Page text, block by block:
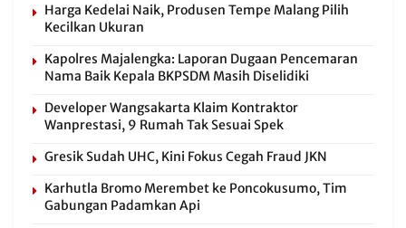
Harga Kedelai Naik, Produsen Tempe Malang Pilih
Kecilkan Ukuran
Kapolres Majalengka: Laporan Dugaan Pencemaran
Nama Baik Kepala BKPSDM Masih Diselidiki
Developer Wangsakarta Klaim Kontraktor
Wanprestasi, 9 Rumah Tak Sesuai Spek
Gresik Sudah UHC, Kini Fokus Cegah Fraud JKN
Karhutla Bromo Merembet ke Poncokusumo, Tim
Gabungan Padamkan Api